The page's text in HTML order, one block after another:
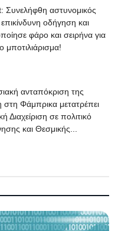
Συνελήφθη αστυνομικός
οδήγηση και
φάρο και σειρήνα για
ανταπόκριση της
στη Φάμπρικα μετατρέπει
Διαχείριση σε πολιτικό
και Θεσμικής...